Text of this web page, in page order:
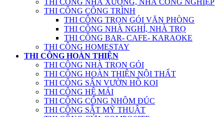
THI CÔNG NHÀ XƯỞNG, NHÀ CÔNG NGHIỆP
THI CÔNG CÔNG TRÌNH
THI CÔNG TRỌN GÓI VĂN PHÒNG
THI CÔNG NHÀ NGHỈ, NHÀ TRỌ
THI CÔNG BAR- CAFE- KARAOKE
THI CÔNG HOMESTAY
THI CÔNG HOÀN THIỆN
THI CÔNG NHÀ TRỌN GÓI
THI CÔNG HOÀN THIỆN NỘI THẤT
THI CÔNG SÂN VƯỜN HỒ KOI
THI CÔNG HỆ MÁI
THI CÔNG CỔNG NHÔM ĐÚC
THI CÔNG SẮT MỸ THUẬT